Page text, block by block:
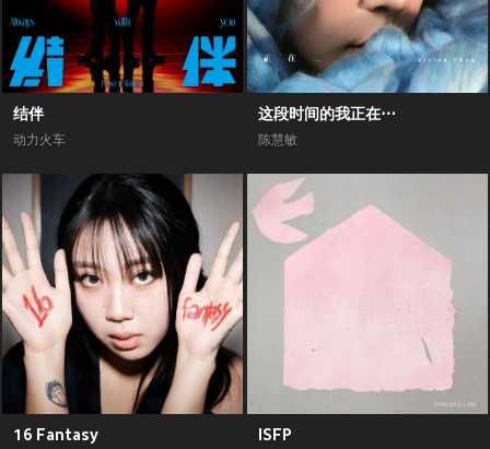
结伴
动力火车
这段时间的我正在⋯
陈慧敏
16 Fantasy ISFP